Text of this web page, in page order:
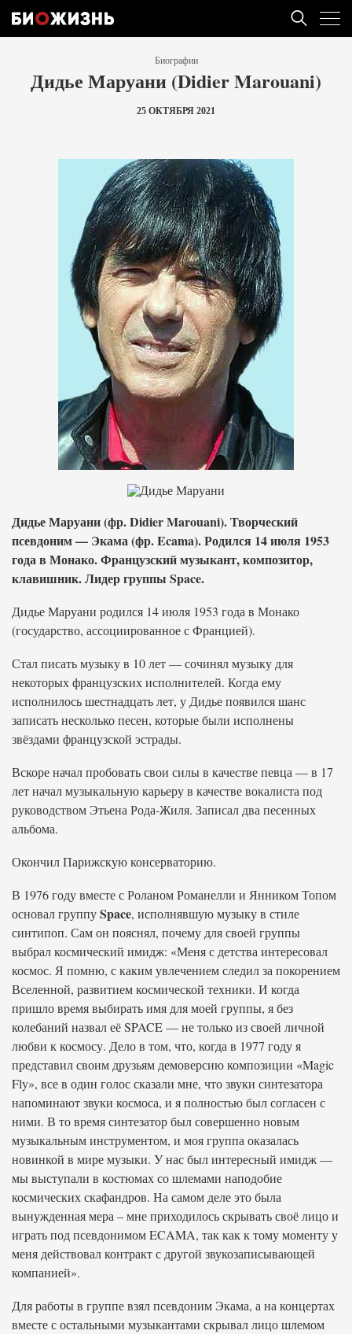
Биографии
Дидье Маруани (Didier Marouani)
25 ОКТЯБРЯ 2021
Дидье Маруани (фр. Didier Marouani). Творческий
псевдоним — Экама (фр. Ecama). Родился 14 июля 1953
года в Монако. Французский музыкант, композитор,
клавишник. Лидер группы Space.
Дидье Маруани родился 14 июля 1953 года в Монако
(государство, ассоциированное с Францией).
Стал писать музыку в 10 лет — сочинял музыку для
некоторых французских исполнителей. Когда ему
исполнилось шестнадцать лет, у Дидье появился шанс
записать несколько песен, которые были исполнены
звёздами французской эстрады.
Вскоре начал пробовать свои силы в качестве певца — в 17
лет начал музыкальную карьеру в качестве вокалиста под
руководством Этьена Рода-Жиля. Записал два песенных
альбома.
Окончил Парижскую консерваторию.
В 1976 году вместе с Роланом Романелли и Янником Топом
основал группуSpace, исполнявшую музыку в стиле
синтипоп. Сам он пояснял, почему для своей группы
выбрал космический имидж: «Меня с детства интересовал
космос. Я помню, с каким увлечением следил за покорением
Вселенной, развитием космической техники. И когда
пришло время выбирать имя для моей группы, я без
колебаний назвал её SPACE — не только из своей личной
любви к космосу. Дело в том, что, когда в 1977 году я
представил своим друзьям демоверсию композиции «Magic
Fly», все в один голос сказали мне, что звуки синтезатора
напоминают звуки космоса, и я полностью был согласен с
ними. В то время синтезатор был совершенно новым
музыкальным инструментом, и моя группа оказалась
новинкой в мире музыки. У нас был интересный имидж —
мы выступали в костюмах со шлемами наподобие
космических скафандров. На самом деле это была
вынужденная мера – мне приходилось скрывать своё лицо и
играть под псевдонимом ECAMA, так как к тому моменту у
меня действовал контракт с другой звукозаписывающей
компанией».
Для работы в группе взял псевдоним Экама, а на концертах
вместе с остальными музыкантами скрывал лицо шлемом